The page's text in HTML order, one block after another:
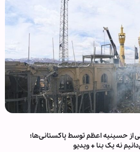
از حسینیه اعظم توسط پاکستانی‌ها؛
نه یک بنا + ویدیو